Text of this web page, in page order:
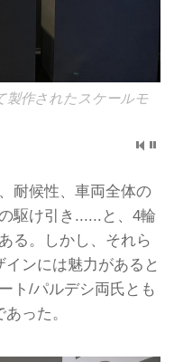
製作されたスケールモ
耐候性、車両全体の
駆け引き......と、4輪
る。しかし、それら
ンには魅力があると
ト/パルデシ両氏とも
った。